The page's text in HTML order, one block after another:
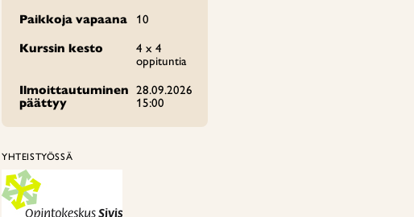
Paikkoja vapaana
10
Kurssin kesto
4 x 4
oppituntia
Ilmoittautuminen
päättyy
28.09.2026
15:00
YHTEISTYÖSSÄ